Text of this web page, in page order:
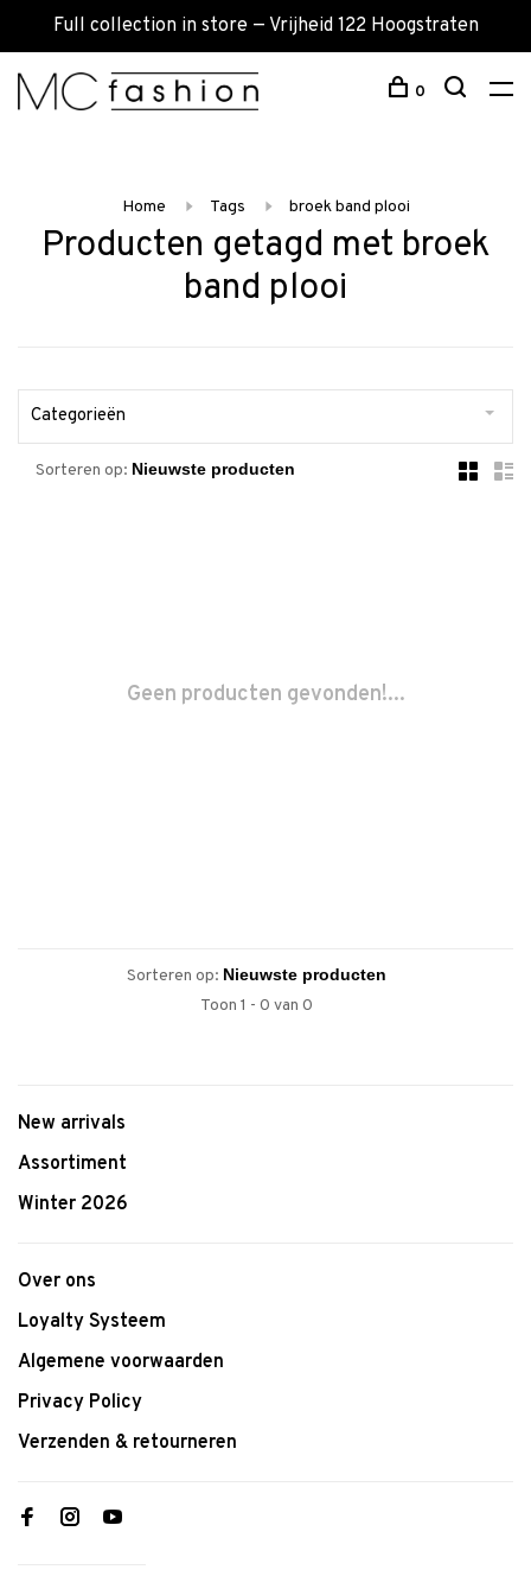
Full collection in store — Vrijheid 122 Hoogstraten
0
Home Tags broek band plooi
Producten getagd met broek
band plooi
Categorieën
Sorteren op:
Geen producten gevonden!...
Sorteren op:
Toon 1 - 0 van 0
New arrivals
Assortiment
Winter 2026
Over ons
Loyalty Systeem
Algemene voorwaarden
Privacy Policy
Verzenden & retourneren